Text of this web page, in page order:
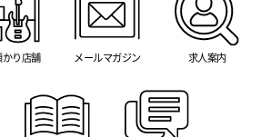
り店舗 メールマガジン 求人案内